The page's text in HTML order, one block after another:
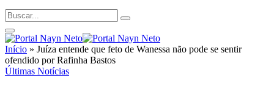
Início » Juíza entende que feto de Wanessa não pode se sentir
ofendido por Rafinha Bastos
Últimas Notícias